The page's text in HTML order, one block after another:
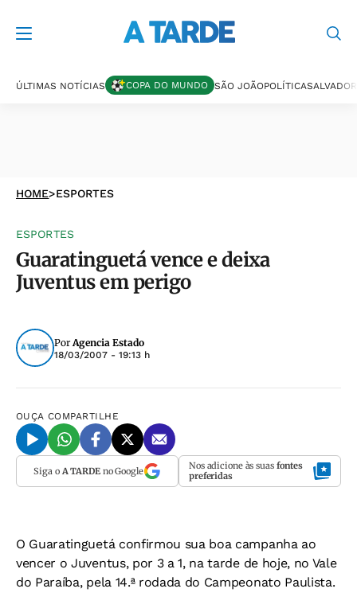
ÚLTIMAS NOTÍCIAS COPA DO MUNDO SÃO JOÃOPOLÍTICASALVADOR
HOME>ESPORTES
ESPORTES
Guaratinguetá vence e deixa
Juventus em perigo
PorAgencia Estado
18/03/2007 - 19:13 h
OUÇA COMPARTILHE
Siga o A TARDEno Google Nos adicione às suas fontes
preferidas
O Guaratinguetá confirmou sua boa campanha ao
vencer o Juventus, por 3 a 1, na tarde de hoje, no Vale
do Paraíba, pela 14.ª rodada do Campeonato Paulista.